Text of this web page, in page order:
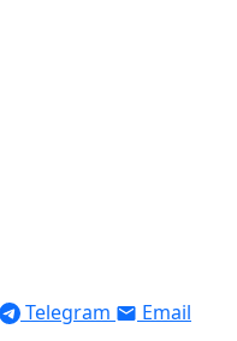
Telegram Email